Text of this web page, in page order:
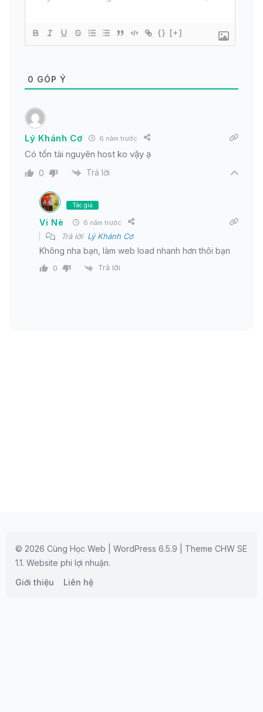
{} [+]
0 GÓP Ý
Lý Khánh Cơ 6 năm trước
Có tốn tài nguyên host ko vậy ạ
0 Trả lời
Tác giả
Vi Nè 6 năm trước
Trả lời Lý Khánh Cơ
Không nha bạn, làm web load nhanh hơn thôi bạn
0 Trả lời
© 2026 Cùng Học Web | WordPress 6.5.9 | Theme CHW SE
1.1. Website phi lợi nhuận.
Giới thiệu
Liên hệ